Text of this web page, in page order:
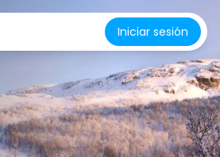
Iniciar sesión